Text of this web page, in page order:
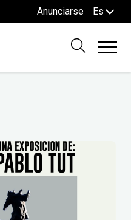
Anunciarse Es